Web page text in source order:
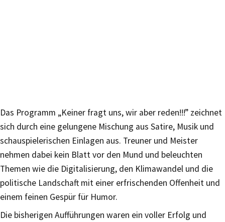
Das Programm „Keiner fragt uns, wir aber reden!!!” zeichnet
sich durch eine gelungene Mischung aus Satire, Musik und
schauspielerischen Einlagen aus. Treuner und Meister
nehmen dabei kein Blatt vor den Mund und beleuchten
Themen wie die Digitalisierung, den Klimawandel und die
politische Landschaft mit einer erfrischenden Offenheit und
einem feinen Gespür für Humor.
Die bisherigen Aufführungen waren ein voller Erfolg und